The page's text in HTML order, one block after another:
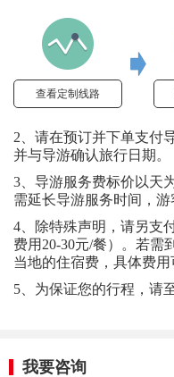
查看定制线路
2、请在预订并下单支付
并与导游确认旅行日期。
3、导游服务费标价以天
需延长导游服务时间，游
4、除特殊声明，请另支
费用20-30元/餐）。若需
当地的住宿费，具体费用
5、为保证您的行程，请
我要咨询